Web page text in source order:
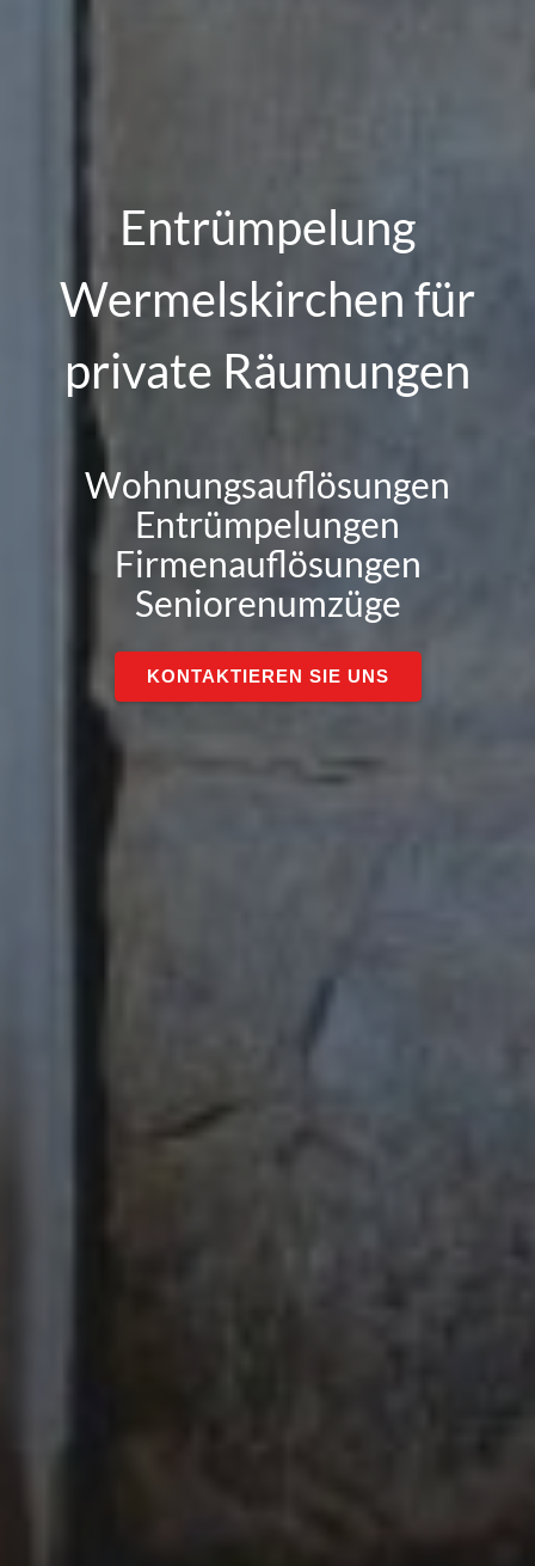
Entrümpelung
Wermelskirchen für
private Räumungen
Wohnungsauflösungen
Entrümpelungen
Firmenauflösungen
Seniorenumzüge
KONTAKTIEREN SIE UNS